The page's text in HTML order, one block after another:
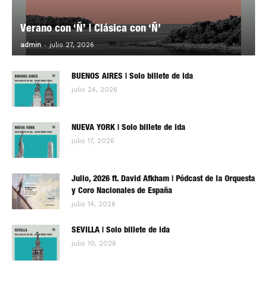
Verano con ‘Ñ’ | Clásica con ‘Ñ’
admin - julio 27, 2026 0
BUENOS AIRES | Solo billete de ida
julio 24, 2026
NUEVA YORK | Solo billete de ida
julio 17, 2026
Julio, 2026 ft. David Afkham | Pódcast de la Orquesta
y Coro Nacionales de España
julio 14, 2026
SEVILLA | Solo billete de ida
julio 10, 2026